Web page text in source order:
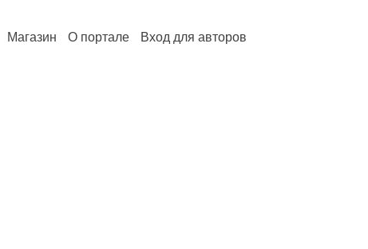
Магазин О портале Вход для авторов